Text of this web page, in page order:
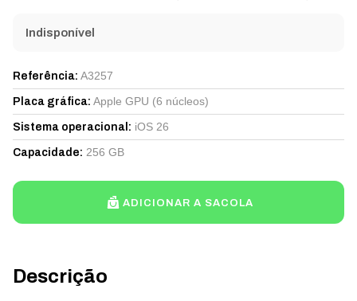
Descrição
Indisponível
Referência: A3257
Placa gráfica: Apple GPU (6 núcleos)
Sistema operacional : iOS 26
Capacidade: 256 GB
ADICIONAR A SACOLA